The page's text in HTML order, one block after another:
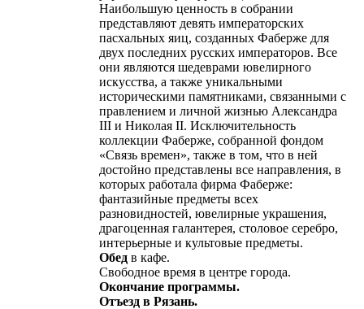
Наибольшую ценность в собрании
представляют девять императорских
пасхальных яиц, созданных Фаберже для
двух последних русских императоров. Все
они являются шедеврами ювелирного
искусства, а также уникальными
историческими памятниками, связанными с
правлением и личной жизнью Александра
III и Николая II. Исключительность
коллекции Фаберже, собранной фондом
«Связь времен», также в том, что в ней
достойно представлены все направления, в
которых работала фирма Фаберже:
фантазийные предметы всех
разновидностей, ювелирные украшения,
драгоценная галантерея, столовое серебро,
интерьерные и культовые предметы.
Обед в кафе.
Свободное время в центре города.
Окончание программы.
Отъезд в Рязань.